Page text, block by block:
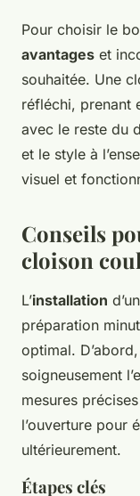
Pour choisir le
avantages et
souhaitée. Une
réfléchi, prenant
avec le reste du
et le style à
visuel et
Conseils
cloison
L’installation
préparation
optimal.
soigneusement
mesures
l’ouverture pour
ultérieurement.
Étapes clés